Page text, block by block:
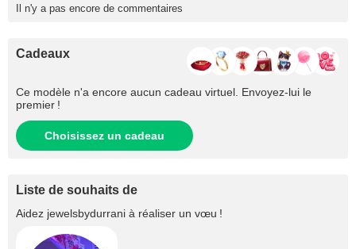
Il n'y a pas encore de commentaires
Cadeaux
Ce modèle n'a encore aucun cadeau virtuel. Envoyez-lui le
premier !
Choisissez un cadeau
Liste de souhaits de
Aidez jewelsbydurrani à réaliser un vœu !